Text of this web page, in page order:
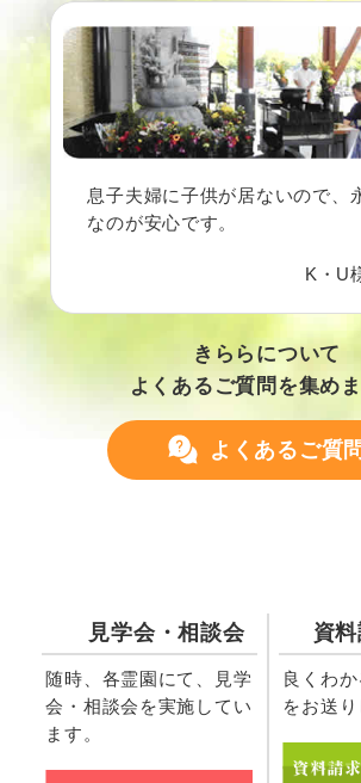
息子夫婦に子供が居ないので、
なのが安心です。
K・U
きららについて
よくあるご質問を集め
よくあるご質問
見学会・相談会
随時、各霊園にて、見学
会・相談会を実施してい
ます。
資
良くわ
をお送り